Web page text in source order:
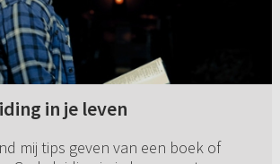
in je leven
mij tips geven van een boek of